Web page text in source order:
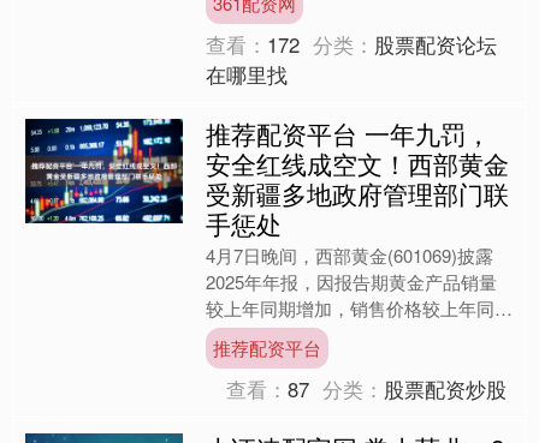
贷款资金用于回购股....
查看： 172 分类： 股票配资论坛
在哪里找
推荐配资平台 一年九罚，
安全红线成空文！西部黄金
受新疆多地政府管理部门联
手惩处
4月7日晚间，西部黄金(601069)披露
2025年年报，因报告期黄金产品销量
较上年同期增加，销售价格较上年同期
上升，公司实现营业收入135.67亿元，
同比增长....
推荐配资平台
查看：87 分类： 股票配资炒股